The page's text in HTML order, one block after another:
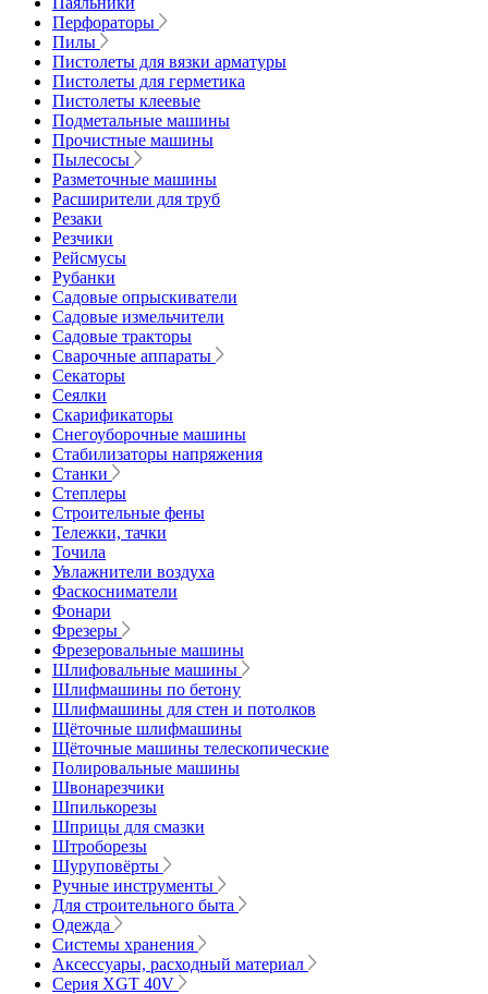
Перфораторы
Пилы
Пистолеты для вязки арматуры
Пистолеты для герметика
Пистолеты клеевые
Подметальные машины
Прочистные машины
Пылесосы
Разметочные машины
Расширители для труб
Резаки
Резчики
Рейсмусы
Рубанки
Садовые опрыскиватели
Садовые измельчители
Садовые тракторы
Сварочные аппараты
Секаторы
Сеялки
Скарификаторы
Снегоуборочные машины
Стабилизаторы напряжения
Станки
Степлеры
Строительные фены
Тележки, тачки
Точила
Увлажнители воздуха
Фаскосниматели
Фонари
Фрезеры
Фрезеровальные машины
Шлифовальные машины
Шлифмашины по бетону
Шлифмашины для стен и потолков
Щёточные шлифмашины
Щёточные машины телескопические
Полировальные машины
Швонарезчики
Шпилькорезы
Шприцы для смазки
Штроборезы
Шуруповёрты
Ручные инструменты
Для строительного быта
Одежда
Системы хранения
Аксессуары, расходный материал
Серия XGT 40V